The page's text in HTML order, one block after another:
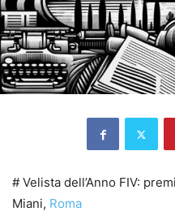
# Velista dell’Anno FIV:
Miani, Roma